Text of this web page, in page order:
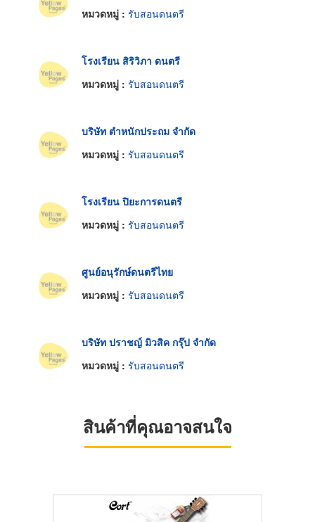
หมวดหมู่ : รับสอนดนตรี
โรงเรียน สิริวิภา ดนตรี
หมวดหมู่ : รับสอนดนตรี
บริษัท ตำหนักประถม จำกัด
หมวดหมู่ : รับสอนดนตรี
โรงเรียน ปิยะการดนตรี
หมวดหมู่ : รับสอนดนตรี
ศูนย์อนุรักษ์ดนตรีไทย
หมวดหมู่ : รับสอนดนตรี
บริษัท ปราชญ์ มิวสิค กรุ๊ป จำกัด
หมวดหมู่ : รับสอนดนตรี
สินค้าที่คุณอาจสนใจ